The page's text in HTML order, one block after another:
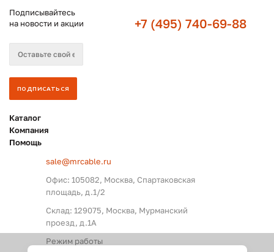
Подписывайтесь
на новости и акции
+7 (495) 740-69-88
Каталог
Компания
Помощь
sale@mrcable.ru
Офис: 105082, Москва, Спартаковская
площадь, д.1/2
Склад: 129075, Москва, Мурманский
проезд, д.1А
Режим работы